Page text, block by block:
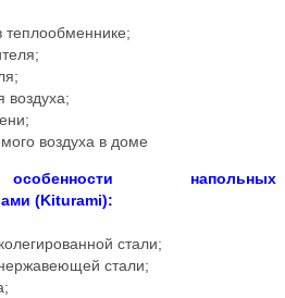
теплообменнике;
воздуха;
воздуха в доме
напольных
(Kiturami):
стали;
стали;